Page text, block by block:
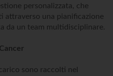
personalizzata, che
attraverso una pianificazione
da un team multidisciplinare.
sono raccolti nel